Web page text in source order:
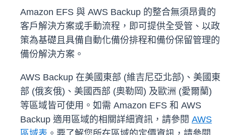
Amazon EFS 與 AWS Backup 的整合無須昂貴的
客戶解決方案或手動流程，即可提供全受管、以政
策為基礎且具備自動化備份排程和備份保留管理的
備份解決方案。
AWS Backup 在美國東部 (維吉尼亞北部)、美國東
部 (俄亥俄)、美國西部 (奧勒岡) 及歐洲 (愛爾蘭)
等區域皆可使用。如需 Amazon EFS 和 AWS
Backup 適用區域的相關詳細資訊，請參閱 AWS